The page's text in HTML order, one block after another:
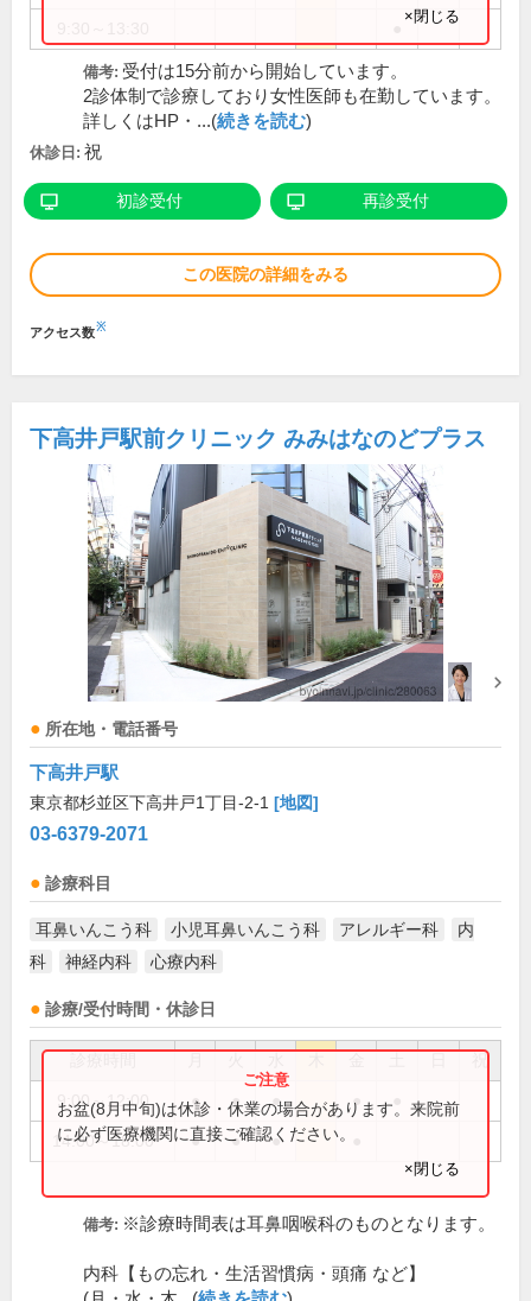
×閉じる
備考: 受付は15分前から開始しています。
2診体制で診療しており女性医師も在勤しています。
詳しくはHP・...(続きを読む)
休診日: 祝
初診受付 再診受付
この医院の詳細をみる
アクセス数※
下高井戸駅前クリニック みみはなのどプラス
所在地・電話番号
下高井戸駅
東京都杉並区下高井戸1丁目-2-1 [地図]
03-6379-2071
診療科目
耳鼻いんこう科 小児耳鼻いんこう科 アレルギー科
内
科
神経内科 心療内科
診療/受付時間・休診日
祝
9:00～12:00 ● ● ● ●
14:00～18:00 ● ● ●
お盆(8月中旬)は休診・休業の場合があります。来院前
に必ず医療機関に直接ご確認ください。
×閉じる
備考: ※診療時間表は耳鼻咽喉科のものとなります。
内科【もの忘れ・生活習慣病・頭痛 など】